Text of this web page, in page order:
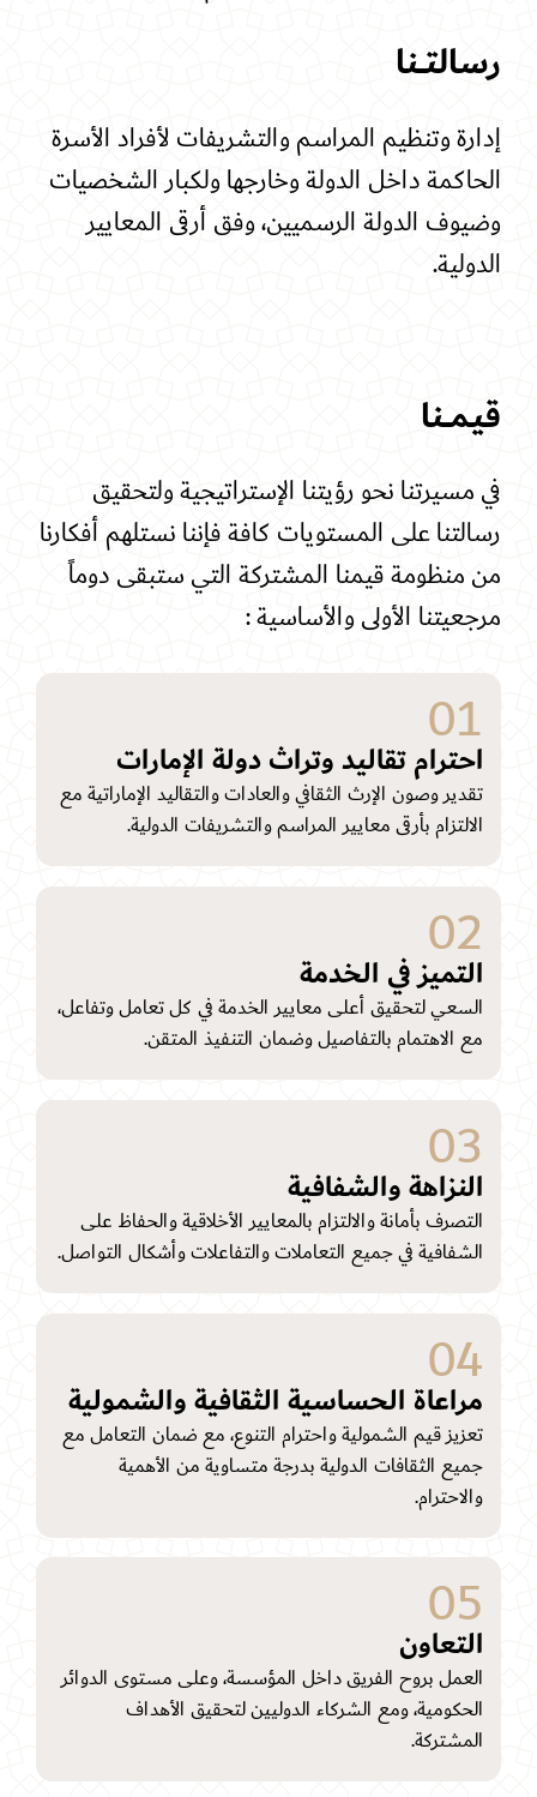
رسالتـــنا
إدارة وتنظيم المراسم والتشريفات لأفراد الأسرة
الحاكمة داخل الدولة وخارجها ولكبار الشخصيات
وضيوف الدولة الرسميين، وفق أرقى المعايير
الدولية.
قيـمـــنا
في مسيرتنا نحو رؤيتنا الإستراتيجية ولتحقيق
رسالتنا على المستويات كافة فإننا نستلهم أفكارنا
من منظومة قيمنا المشتركة التي ستبقى دوماً
مرجعيتنا الأولى والأساسية :
01
احترام تقاليد وتراث دولة الإمارات
تقدير وصون الإرث الثقافي والعادات والتقاليد الإماراتية مع
الالتزام بأرقى معايير المراسم والتشريفات الدولية.
02
التميز في الخدمة
السعي لتحقيق أعلى معايير الخدمة في كل تعامل وتفاعل،
مع الاهتمام بالتفاصيل وضمان التنفيذ المتقن.
03
النزاهة والشفافية
التصرف بأمانة والالتزام بالمعايير الأخلاقية والحفاظ على
الشفافية في جميع التعاملات والتفاعلات وأشكال التواصل.
04
مراعاة الحساسية الثقافية والشمولية
تعزيز قيم الشمولية واحترام التنوع، مع ضمان التعامل مع
جميع الثقافات الدولية بدرجة متساوية من الأهمية
والاحترام.
05
التعاون
العمل بروح الفريق داخل المؤسسة، وعلى مستوى الدوائر
الحكومية، ومع الشركاء الدوليين لتحقيق الأهداف
المشتركة.